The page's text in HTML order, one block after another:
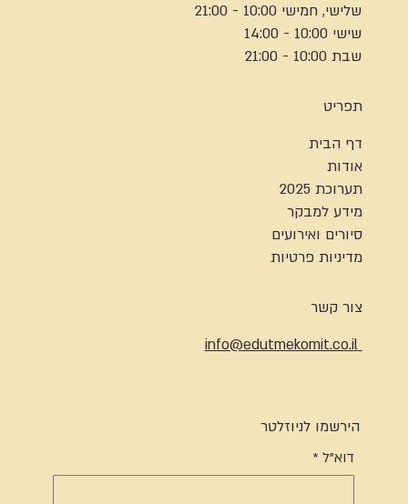
שלישי, חמישי 10:00 - 21:00
שישי 10:00 - 14:00
שבת 10:00 - 21:00
תפריט
דף הבית
אודות
תערוכת 2025
מידע למבקר
סיורים ואירועים
מדיניות פרטיות
צור קשר
info@edutmekomit.co.il
הירשמו לניוזלטר
דוא"ל *